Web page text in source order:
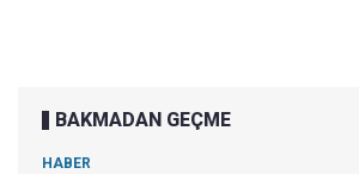
BAKMADAN GEÇME
HABER